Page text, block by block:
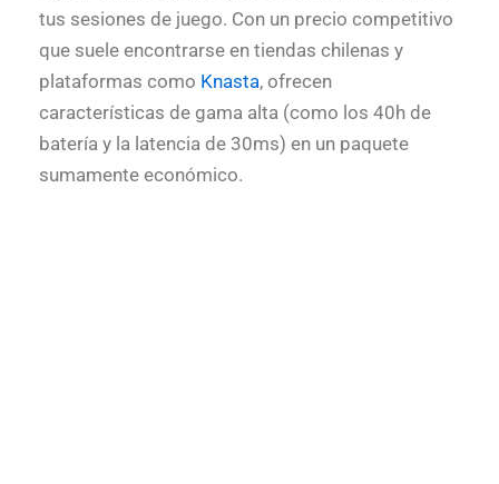
tus sesiones de juego. Con un precio competitivo
que suele encontrarse en tiendas chilenas y
plataformas como Knasta, ofrecen
características de gama alta (como los 40h de
batería y la latencia de 30ms) en un paquete
sumamente económico.